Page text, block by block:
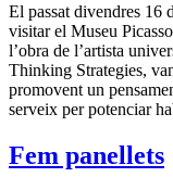
El passat divendres 16
visitar el Museu
l’obra de l’artista
Thinking Strategies,
promovent un
serveix per potenciar
Fem panellets